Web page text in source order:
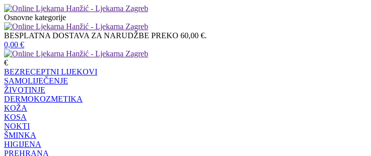
Osnovne kategorije
BESPLATNA DOSTAVA ZA NARUDŽBE PREKO 60,00 €.
0,00 €
€
BEZRECEPTNI LIJEKOVI
SAMOLIJEČENJE
ŽIVOTINJE
DERMOKOZMETIKA
KOŽA
KOSA
NOKTI
ŠMINKA
HIGIJENA
PREHRANA